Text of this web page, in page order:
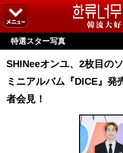
特選スター写真
SHINeeオンユ、2枚目の
ミニアルバム『DICE』発
者会見！